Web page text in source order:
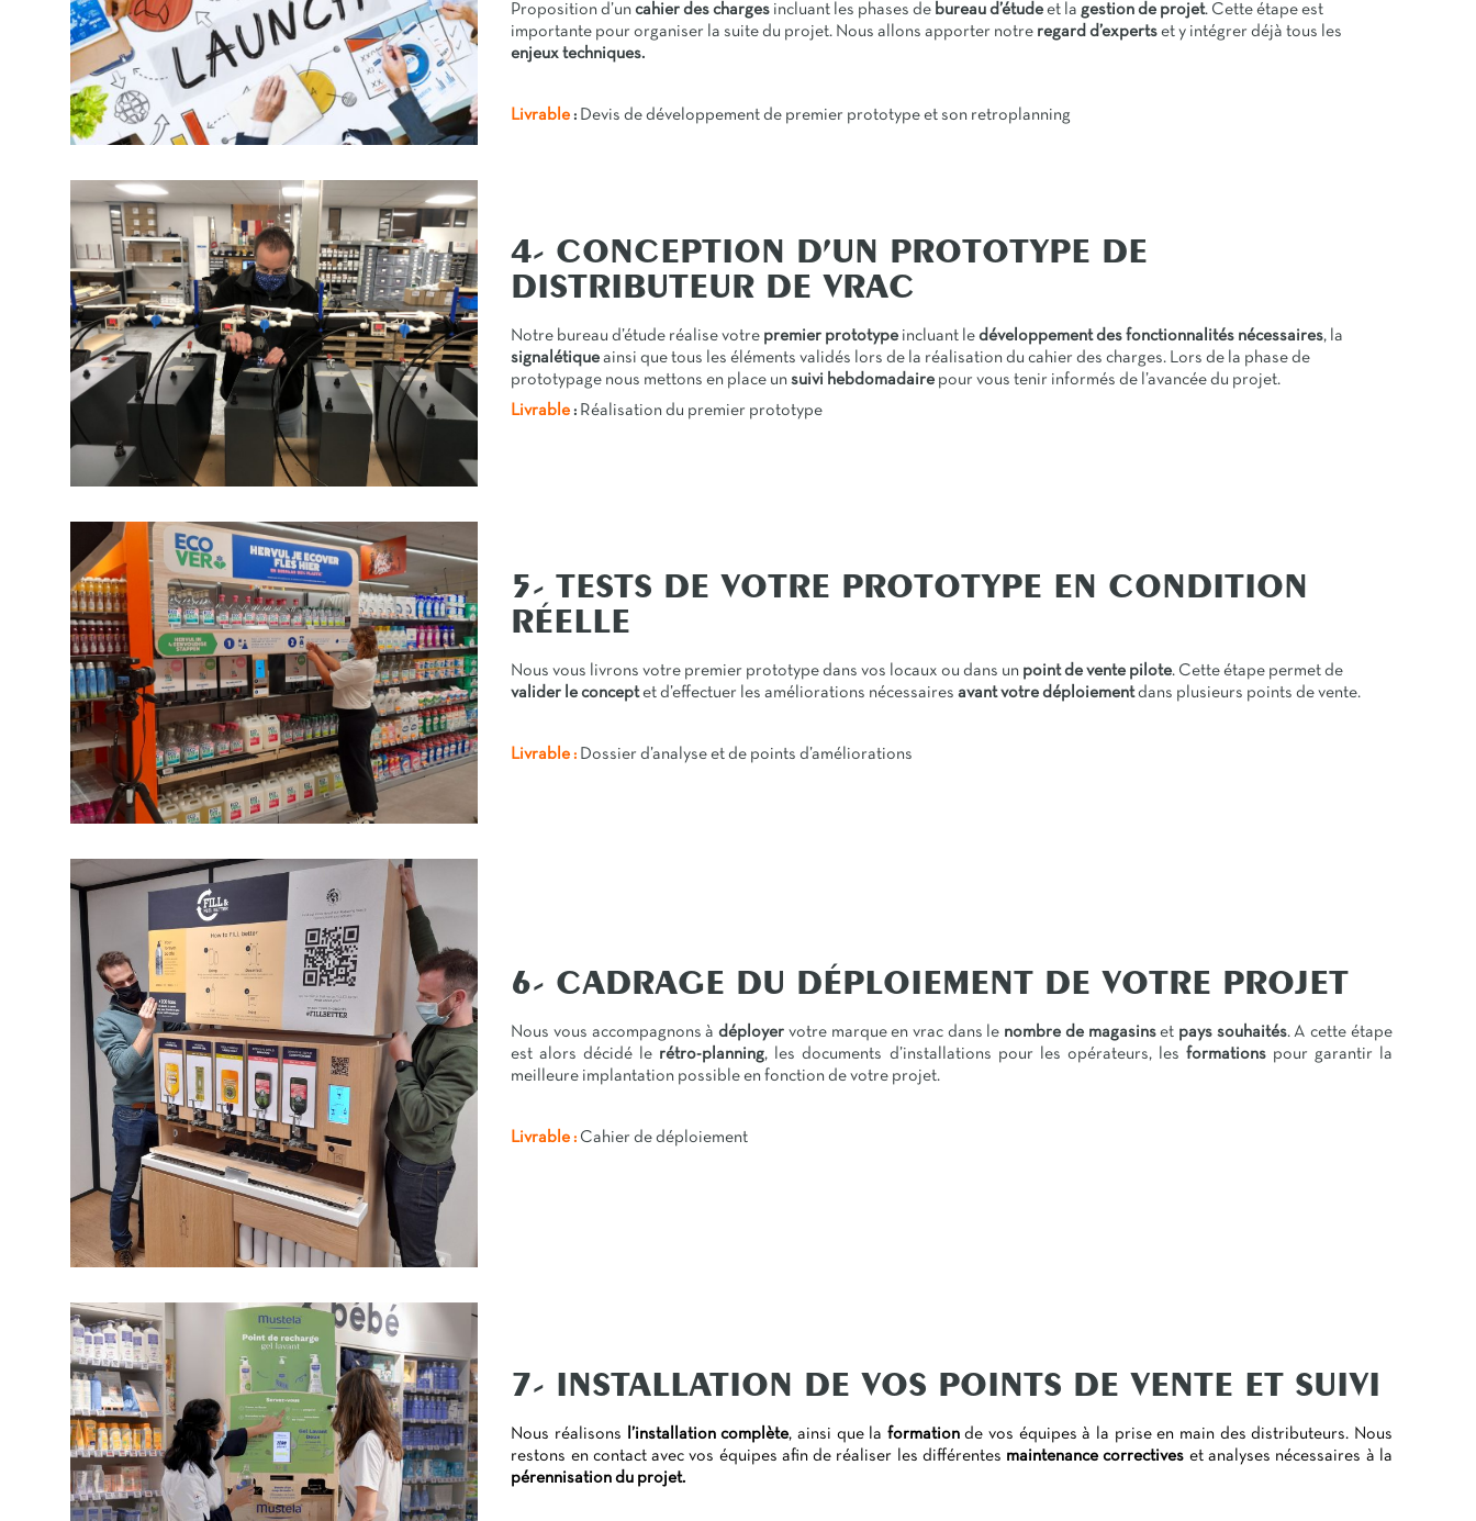
Proposition d’uncahier des charges incluant les phases de bureau d’étude et la gestion de projet. Cette étape est
importante pour organiser la suite du projet. Nous allons apporter notre regard d’experts et y intégrer déjà tous les
enjeux techniques.
Livrable : Devis de développement de premier prototype et son retroplanning
4- CONCEPTION D’UN PROTOTYPE DE
DISTRIBUTEUR DE VRAC
Notre bureau d’étude réalise votre premier prototype incluant ledéveloppement des fonctionnalités nécessaires, la
signalétique ainsi que tous les éléments validés lors de la réalisation du cahier des charges. Lors de la phase de
prototypage nous mettons en place unsuivi hebdomadaire pour vous tenir informés de l’avancée du projet.
Livrable : Réalisation du premier prototype
5- TESTS DE VOTRE PROTOTYPE EN CONDITION
RÉELLE
Nous vous livrons votre premier prototype dans vos locaux ou dans un point de vente pilote. Cette étape permet de
valider le conceptet d’effectuer les améliorations nécessairesavant votre déploiementdans plusieurs points de vente.
Livrable : Dossier d’analyse et de points d’améliorations
6- CADRAGE DU DÉPLOIEMENT DE VOTRE PROJET
Nous vous accompagnons àdéployer votre marque en vrac dans le nombre de magasinset pays souhaités. A cette étape
est alors décidé le rétro-planning, les documents d’installations pour les opérateurs, les formationspour garantir la
meilleure implantation possible en fonction de votre projet.
Livrable : Cahier de déploiement
7- INSTALLATION DE VOS POINTS DE VENTE ET SUIVI
Nous réalisons l’installation complète, ainsi que la formationde vos équipes à la prise en main des distributeurs. Nous
restons en contact avec vos équipes afin de réaliser les différentes maintenance correctives et analyses nécessaires à la
pérennisation du projet.